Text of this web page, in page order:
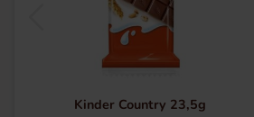
Kinder Country 23,5g